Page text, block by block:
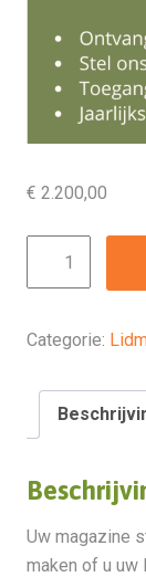
€ 2.200,00
Leven
Categorie:
Uw magazine
maken of u uw